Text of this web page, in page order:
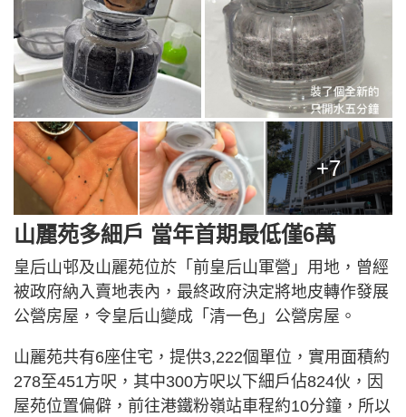
+7
山麗苑多細戶 當年首期最低僅6萬
皇后山邨及山麗苑位於「前皇后山軍營」用地，曾經
被政府納入賣地表內，最終政府決定將地皮轉作發展
公營房屋，令皇后山變成「清一色」公營房屋。
山麗苑共有6座住宅，提供3,222個單位，實用面積約
278至451方呎，其中300方呎以下細戶佔824伙，因
屋苑位置偏僻，前往港鐵粉嶺站車程約10分鐘，所以